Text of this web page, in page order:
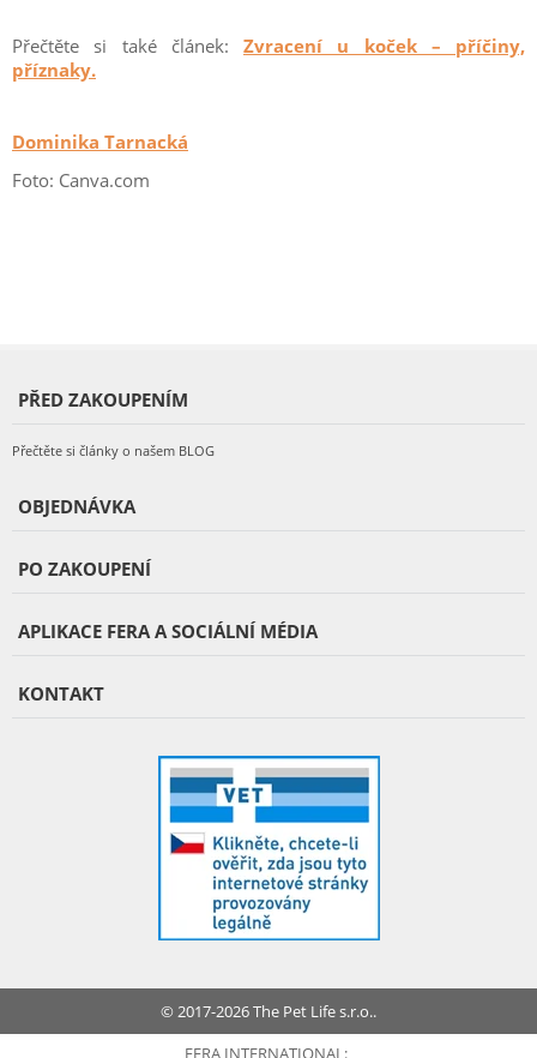
Přečtěte si také článek:
Zvracení u koček – příčiny,
příznaky.
Dominika Tarnacká
Foto: Canva.com
PŘED ZAKOUPENÍM
Přečtěte si články o našem BLOG
OBJEDNÁVKA
PO ZAKOUPENÍ
APLIKACE FERA A SOCIÁLNÍ MÉDIA
KONTAKT
© 2017-2026 The Pet Life s.r.o..
FERA INTERNATIONAL: